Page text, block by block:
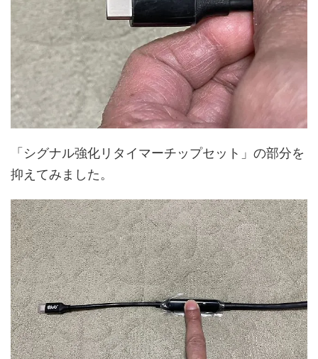
「シグナル強化リタイマーチップセット」の部分を
抑えてみました。